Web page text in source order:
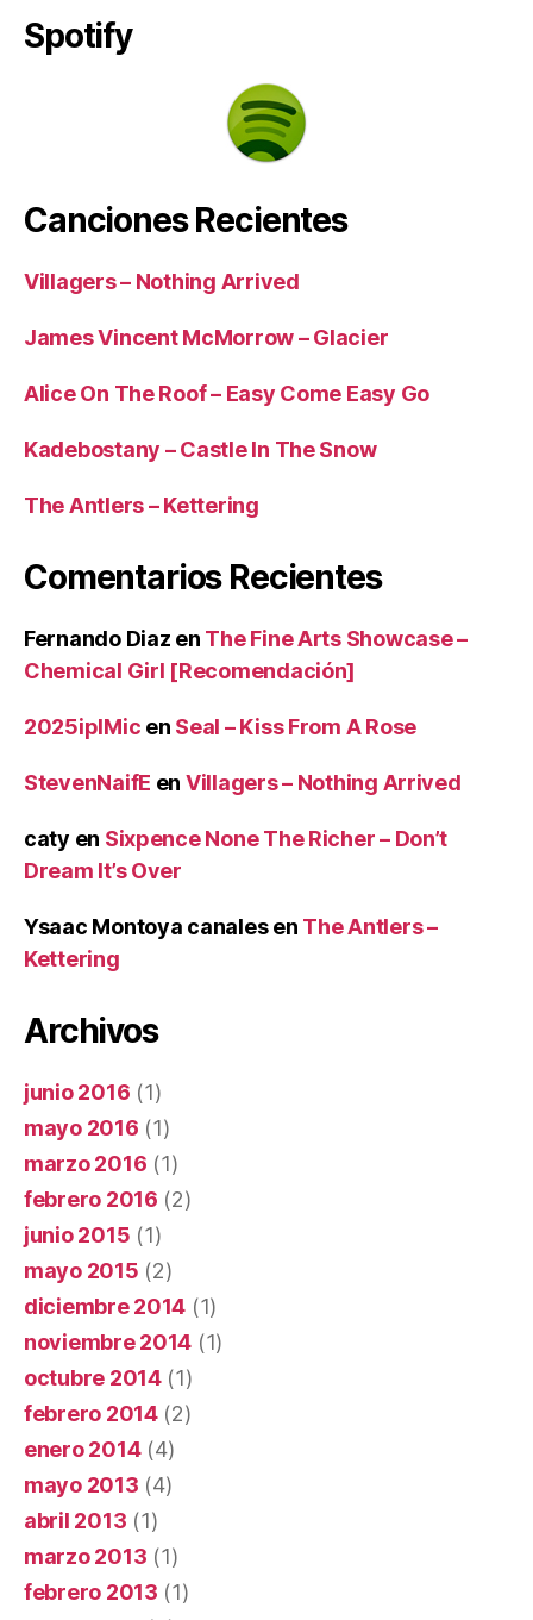
Spotify
Canciones Recientes
Villagers – Nothing Arrived
James Vincent McMorrow – Glacier
Alice On The Roof – Easy Come Easy Go
Kadebostany – Castle In The Snow
The Antlers – Kettering
Comentarios Recientes
Fernando Diaz en The Fine Arts Showcase –
Chemical Girl [Recomendación]
2025iplMic en Seal – Kiss From A Rose
StevenNaifE en Villagers – Nothing Arrived
caty en Sixpence None The Richer – Don’t
Dream It’s Over
Ysaac Montoya canalesen The Antlers –
Kettering
Archivos
junio 2016 (1)
mayo 2016 (1)
marzo 2016 (1)
febrero 2016 (2)
junio 2015 (1)
mayo 2015 (2)
diciembre 2014 (1)
noviembre 2014 (1)
octubre 2014(1)
febrero 2014(2)
enero 2014(4)
mayo 2013 (4)
abril 2013 (1)
marzo 2013 (1)
febrero 2013 (1)